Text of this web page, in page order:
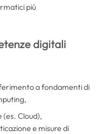
più
digitali
a fondamenti di
Cloud),
e misure di